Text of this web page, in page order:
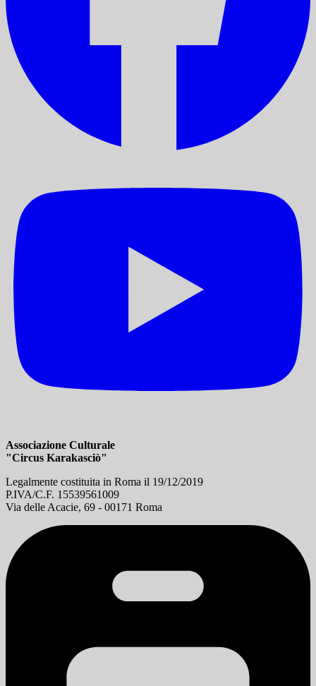
Associazione Culturale
"Circus Karakasciò"
Legalmente costituita in Roma il 19/12/2019
P.IVA/C.F. 15539561009
Via delle Acacie, 69 - 00171 Roma